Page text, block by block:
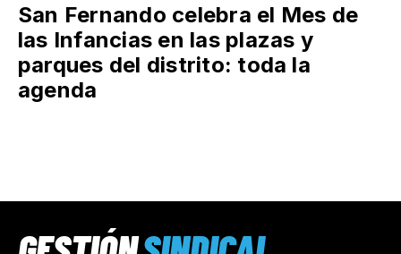
San Fernando celebra el Mes de
las Infancias en las plazas y
parques del distrito: toda la
agenda